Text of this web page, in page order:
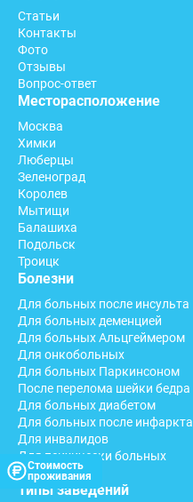
Статьи
Контакты
Фото
Отзывы
Вопрос-ответ
Месторасположение
Москва
Химки
Люберцы
Зеленоград
Королев
Мытищи
Балашиха
Подольск
Троицк
Болезни
Для больных после инсульта
Для больных деменцией
Для больных Альцгеймером
Для онкобольных
Для больных Паркинсоном
После перелома шейки бедра
Для больных диабетом
Для больных после инфаркта
Для инвалидов
Для психически больных
Для слепых
Типы заведений
Стоимость
проживания